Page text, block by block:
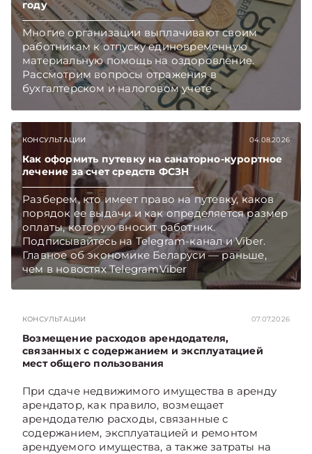
году
Многие организации выплачивают своим
работникам к отпуску единовременную
материальную помощь на оздоровление.
Рассмотрим вопросы отражения в
бухгалтерском и налоговом учете
хозяйственных операций по начислению и
Подписывайтесь на Telegram‑канал и Viber.
Главное об экономике Беларуси — раньше,
чем в новостях TelegramViber
КОНСУЛЬТАЦИИ 04.08.2026
Как оформить путевку на санаторно-курортное
лечение за счет средств ФСЗН
Разберем, кто имеет право на путевку, каков
порядок ее выдачи и как определяется размер
оплаты, которую вносит работник.
Подписывайтесь на Telegram‑канал и Viber.
Главное об экономике Беларуси — раньше,
чем в новостях TelegramViber
КОНСУЛЬТАЦИИ 07.07.2026
Возмещение расходов арендодателя,
связанных с содержанием и эксплуатацией
мест общего пользования
При сдаче недвижимого имущества в аренду
арендатор, как правило, возмещает
арендодателю расходы, связанные с
содержанием, эксплуатацией и ремонтом
арендуемого имущества, а также затраты на